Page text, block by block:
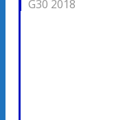
G30 2018